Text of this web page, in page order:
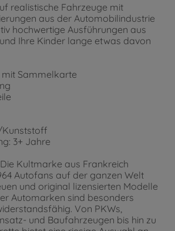
realistische Fahrzeuge mit
aus der Automobilindustrie
hochwertige Ausführungen aus
Ihre Kinder lange etwas davon
mit Sammelkarte
Kunststoff
3+ Jahre
Kultmarke aus Frankreich
Autofans auf der ganzen Welt
und original lizensierten Modelle
Automarken sind besonders
Von PKWs,
und Baufahrzeugen bis hin zu